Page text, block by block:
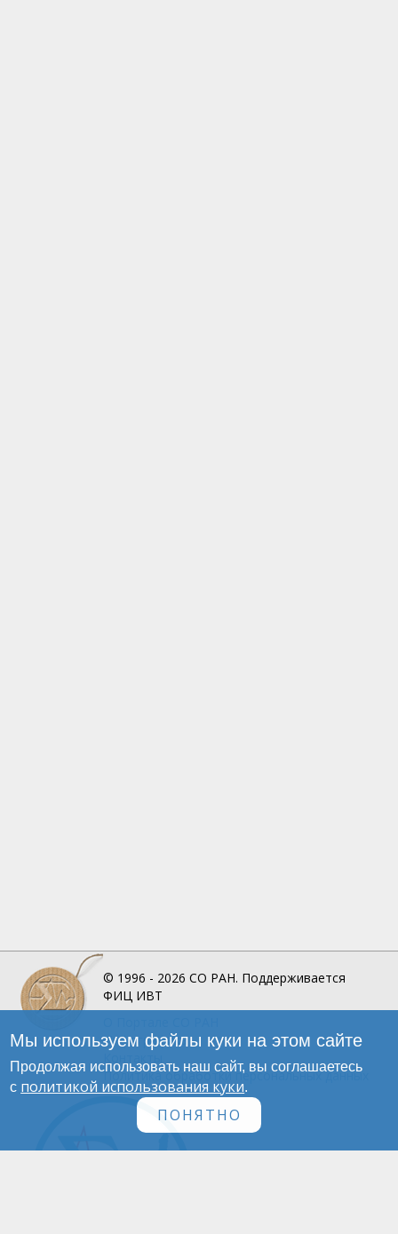
© 1996 - 2026 СО РАН. Поддерживается
ФИЦ ИВТ
Инфографика
Политика обработки персональных данных
Мы используем файлы куки на этом сайте
Продолжая использовать наш сайт, вы соглашаетесь
с политикой использования куки.
ПОНЯТНО